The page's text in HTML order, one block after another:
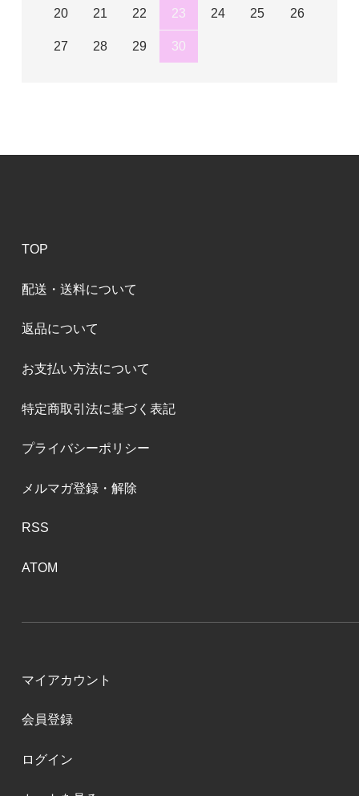
20 21 22 23 24 25 26
27 28 29 30
TOP
配送・送料について
返品について
お支払い方法について
特定商取引法に基づく表記
プライバシーポリシー
メルマガ登録・解除
RSS
ATOM
マイアカウント
会員登録
ログイン